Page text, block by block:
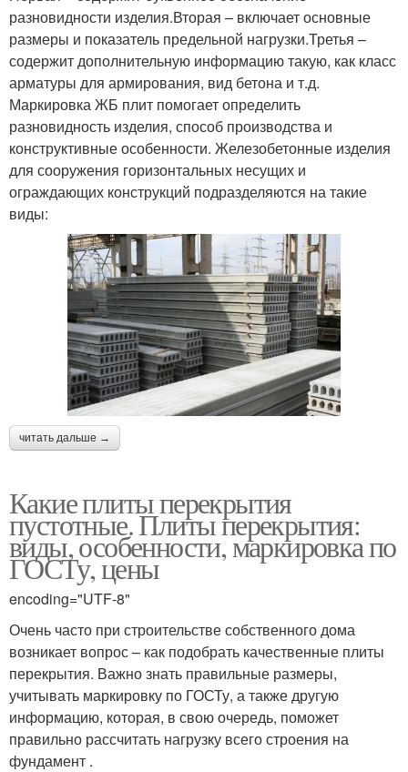
разновидности изделия.Вторая – включает основные
размеры и показатель предельной нагрузки.Третья –
содержит дополнительную информацию такую, как класс
арматуры для армирования, вид бетона и т.д.
Маркировка ЖБ плит помогает определить
разновидность изделия, способ производства и
конструктивные особенности. Железобетонные изделия
для сооружения горизонтальных несущих и
ограждающих конструкций подразделяются на такие
виды:
читать дальше →
Какие плиты перекрытия
пустотные. Плиты перекрытия:
виды, особенности, маркировка по
ГОСТу, цены
encoding="UTF-8"
Очень часто при строительстве собственного дома
возникает вопрос – как подобрать качественные плиты
перекрытия. Важно знать правильные размеры,
учитывать маркировку по ГОСТу, а также другую
информацию, которая, в свою очередь, поможет
правильно рассчитать нагрузку всего строения на
фундамент .